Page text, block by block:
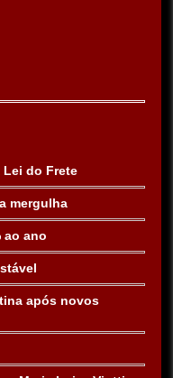
Lei do Frete
mergulha
ao ano
após novos